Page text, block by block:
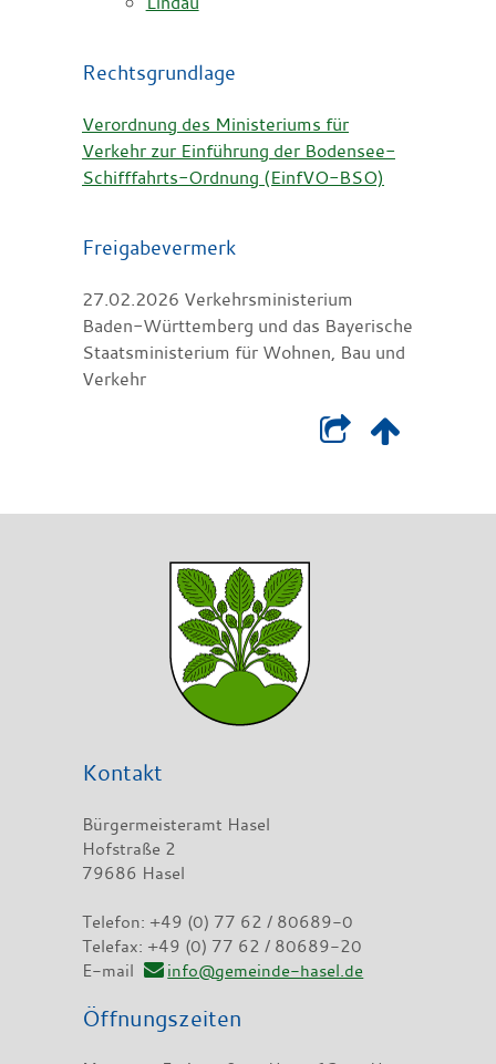
Rechtsgrundlage
Verordnung des Ministeriums für
Verkehr zur Einführung der Bodensee-
Schifffahrts-Ordnung (EinfVO-BSO)
Freigabevermerk
27.02.2026 Verkehrsministerium
Baden-Württemberg und das Bayerische
Staatsministerium für Wohnen, Bau und
Verkehr
Kontakt
Bürgermeisteramt Hasel
Hofstraße 2
79686 Hasel
Telefon: +49 (0) 77 62 / 80689-0
Telefax: +49 (0) 77 62 / 80689-20
E-mail
info@gemeinde-hasel.de
Öffnungszeiten